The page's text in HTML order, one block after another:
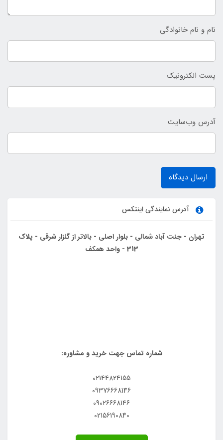
نام و نام خانوادگی
پست الکترونیک
آدرس وب‌سایت
ارسال دیدگاه
آدرس نمایندگی اینتکس
تهران - جنت آباد شمالی - بلوار اصلی - بالاتر از گلزار شرقی - پلاک
313 - واحد همکف
شماره تماس جهت خرید و مشاوره:
02144824155
09376668146
09026668146
02156190840